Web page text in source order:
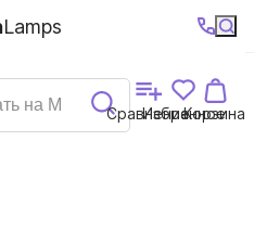
+7 (495)740-
38-68
График
работы
Сравнение
Избранное
Корзина
Lamps